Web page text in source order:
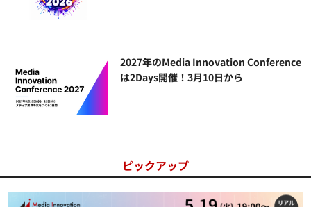
2027年のMedia Innovation Conference
は2Days開催！3月10日から
ピックアップ